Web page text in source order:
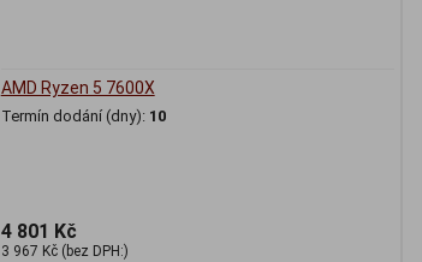
AMD Ryzen 5 7600X
Termín dodání (dny): 10
4 801 Kč
3 967 Kč (bez DPH:)